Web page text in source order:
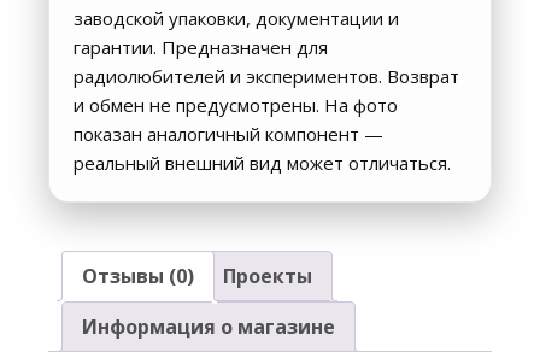
заводской упаковки, документации и
гарантии. Предназначен для
радиолюбителей и экспериментов. Возврат
и обмен не предусмотрены. На фото
показан аналогичный компонент —
реальный внешний вид может отличаться.
Отзывы (0)
Проекты
Информация о магазине